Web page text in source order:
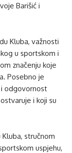
Barišić i
Kluba, važnosti
u sportskom i
značenju koje
Posebno je
i odgovornost
i koji su
stručnom
uspjehu,